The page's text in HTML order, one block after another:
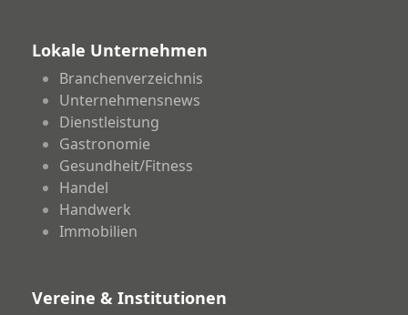
Lokale Unternehmen
Branchenverzeichnis
Unternehmensnews
Dienstleistung
Gastronomie
Gesundheit/Fitness
Handel
Handwerk
Immobilien
Vereine & Institutionen